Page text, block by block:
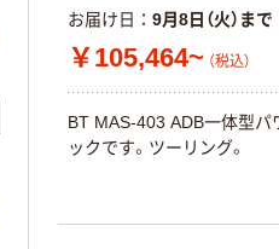
お届け日 9月8日（火）まで
￥105,464~ （税込）
BT MAS-403 ADB一体型パ
ックです。ツーリング。
ルチペーパー